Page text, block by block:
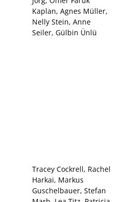
Tracey Cockrell, Rachel
Harkai, Markus
Guschelbauer, Stefan